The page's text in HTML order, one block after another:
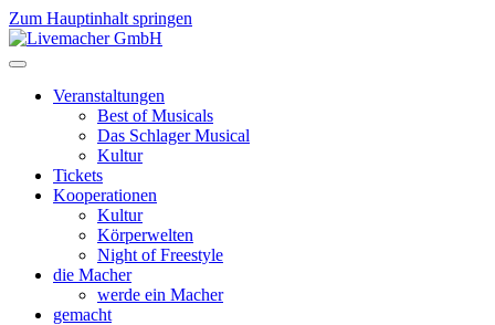
Zum Hauptinhalt springen
Veranstaltungen
Best of Musicals
Das Schlager Musical
Kultur
Tickets
Kooperationen
Kultur
Körperwelten
Night of Freestyle
die Macher
werde ein Macher
gemacht